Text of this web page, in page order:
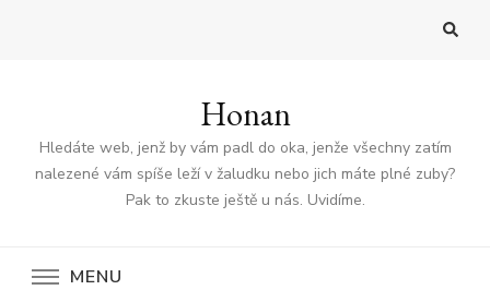
Honan
Hledáte web, jenž by vám padl do oka, jenže všechny zatím
nalezené vám spíše leží v žaludku nebo jich máte plné zuby?
Pak to zkuste ještě u nás. Uvidíme.
MENU